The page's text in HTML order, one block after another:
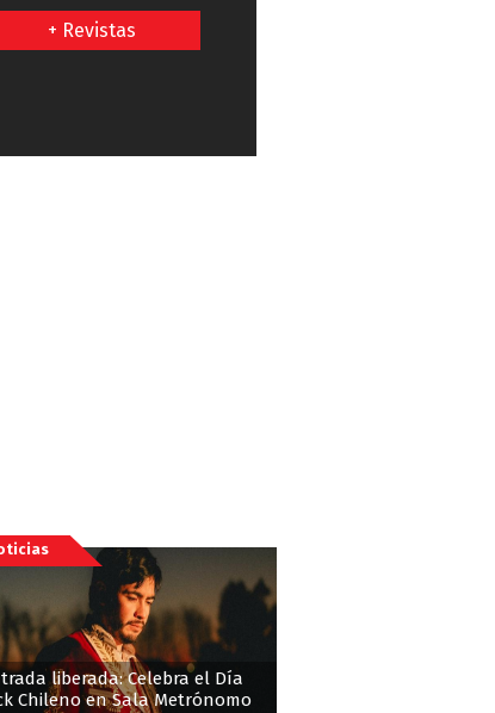
+ Revistas
liberada: Celebra el Día
Chileno en Sala Metrónomo